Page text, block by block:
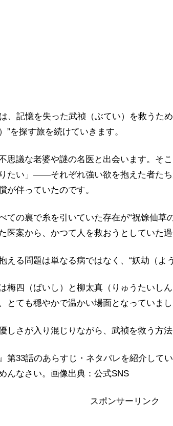
、記憶を失った武祯（ぶてい）を救うた
”を探す旅を続けていきます。
思議な老婆や謎の名医と出会います。そ
たい」――それぞれ強い欲を抱えた者た
が伴っていたのです。
ての裏で糸を引いていた存在が“祝馀仙草
医案から、かつて人を救おうとしていた
える問題は単なる病ではなく、“妖劫（よ
梅四（ばいし）と柳太真（りゅうたいし
とても穏やかで温かい場面となっていまし
しさが入り混じりながら、武祯を救う方
第33話のあらすじ・ネタバレを紹介してい
んなさい。画像出典：公式SNS
スポンサーリンク